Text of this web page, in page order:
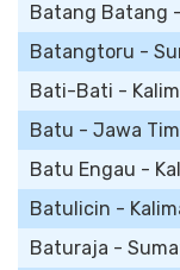
Batang Batang
Batangtoru -
Bati-Bati -
Batu - Jawa
Batu Engau -
Batulicin -
Baturaja -